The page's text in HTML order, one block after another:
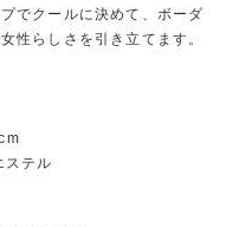
でクールに決めて、ボーダ
性らしさを引き立てます。
ステル